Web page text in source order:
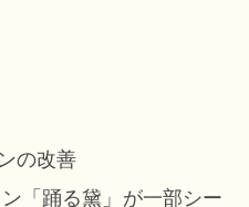
の改善
「踊る黛」が一部シー